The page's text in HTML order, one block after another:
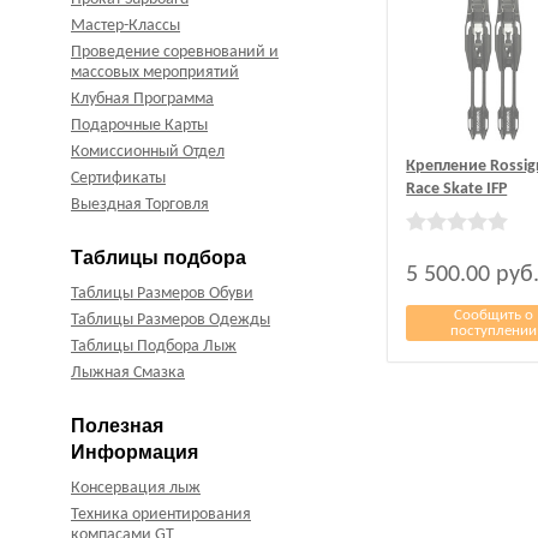
Мастер-Классы
Проведение соревнований и
массовых мероприятий
Клубная Программа
Подарочные Карты
Комиссионный Отдел
Сертификаты
Выездная Торговля
Таблицы подбора
Таблицы Размеров Обуви
Таблицы Размеров Одежды
Таблицы Подбора Лыж
Лыжная Смазка
Полезная
Информация
Консервация лыж
Техника ориентирования
Крепление
Race Skate IFP
5 500.00 руб.
Сообщить о
поступлении